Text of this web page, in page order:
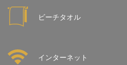
ビーチタオル
インターネット